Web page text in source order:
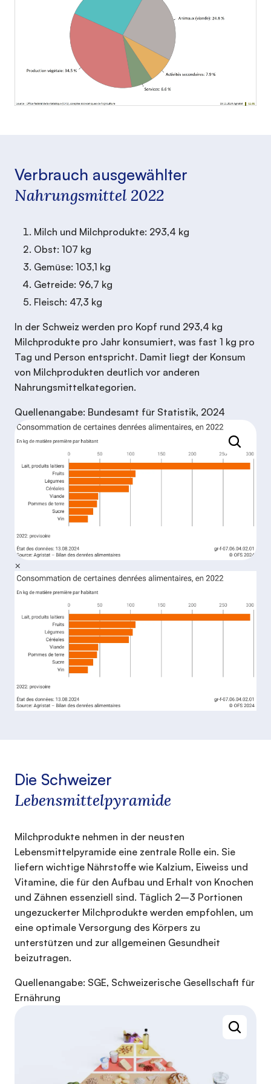
Verbrauch ausgewählter
Nahrungsmittel 2022
Milch und Milchprodukte: 293,4 kg
Obst: 107 kg
Gemüse: 103,1 kg
Getreide: 96,7 kg
Fleisch: 47,3 kg
In der Schweiz werden pro Kopf rund 293,4 kg
Milchprodukte pro Jahr konsumiert, was fast 1 kg pro
Tag und Person entspricht. Damit liegt der Konsum
von Milchprodukten deutlich vor anderen
Nahrungsmittelkategorien.
Quellenangabe: Bundesamt für Statistik, 2024
×
Die Schweizer
Lebensmittelpyramide
Milchprodukte nehmen in der neusten
Lebensmittelpyramide eine zentrale Rolle ein. Sie
liefern wichtige Nährstoffe wie Kalzium, Eiweiss und
Vitamine, die für den Aufbau und Erhalt von Knochen
und Zähnen essenziell sind. Täglich 2–3 Portionen
ungezuckerter Milchprodukte werden empfohlen, um
eine optimale Versorgung des Körpers zu
unterstützen und zur allgemeinen Gesundheit
beizutragen.
Quellenangabe: SGE, Schweizerische Gesellschaft für
Ernährung